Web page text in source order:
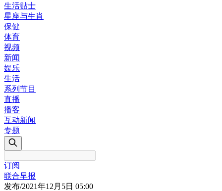
生活贴士
星座与生肖
保健
体育
视频
新闻
娱乐
生活
系列节目
直播
播客
互动新闻
专题
订阅
联合早报
发布/2021年12月5日 05:00